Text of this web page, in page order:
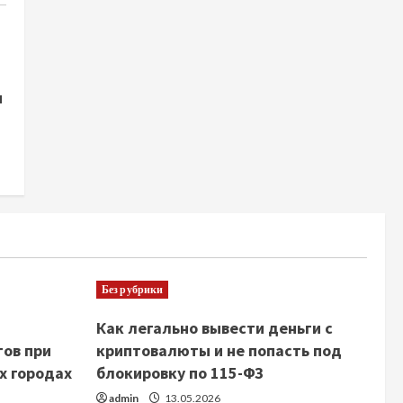
при
городах
Без рубрики
Как легально вывести деньги с
криптовалюты и не попасть под
блокировку по 115-ФЗ
admin 13.05.2026